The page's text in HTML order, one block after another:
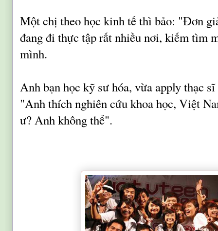
Một chị theo học kinh tế thì bảo: "Đơn
đang đi thực tập rất nhiều nơi, kiếm tìm
mình.
Anh bạn học kỹ sư hóa, vừa apply thạc
"Anh thích nghiên cứu khoa học, Việt
ư? Anh không thể".